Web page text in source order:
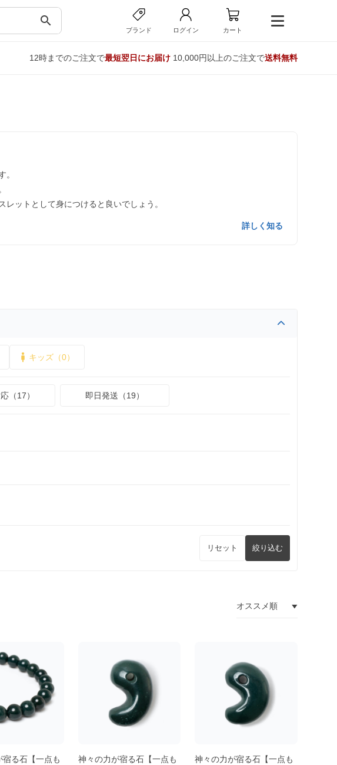
search
ブランド ログイン カート
12時までのご注文で最短翌日にお届け10,000円以上のご注文で送料無料
。
ットとして身につけると良いでしょう。
詳しく知る
キッズ（0）
（17） 即日発送（19）
リセット 絞り込む
宿る石【一点も
神々の力が宿る石【一点も
神々の力が宿る石【一点も